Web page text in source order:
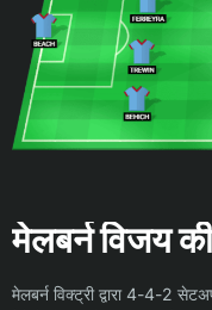
मेलबर्न विजय
मेलबर्न विक्ट्री द्वारा 4-4-2